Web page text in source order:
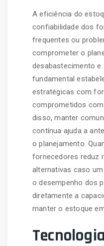
A eficiência do
confiabilidade dos
frequentes ou
comprometer o
desabastecimento
fundamental
estratégicas com
comprometidos
disso, manter
contínua ajuda a
o planejamento.
fornecedores reduz
alternativas caso
o desempenho dos
diretamente a
manter o estoque